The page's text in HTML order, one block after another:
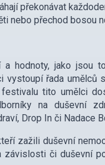
překonávat
nebo přechod bosou
hodnoty, jako jsou
řada umělců
tito umělci
na duševní
Drop In či Nadace
zažili duševní
či duševní